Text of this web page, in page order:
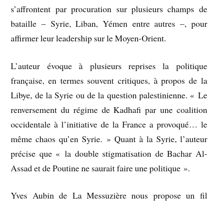
s’affrontent par procuration sur plusieurs champs de
bataille – Syrie, Liban, Yémen entre autres –, pour
affirmer leur leadership sur le Moyen-Orient.
L’auteur évoque à plusieurs reprises la politique
française, en termes souvent critiques, à propos de la
Libye, de la Syrie ou de la question palestinienne. « Le
renversement du régime de Kadhafi par une coalition
occidentale à l’initiative de la France a provoqué… le
même chaos qu’en Syrie. » Quant à la Syrie, l’auteur
précise que « la double stigmatisation de Bachar Al-
Assad et de Poutine ne saurait faire une politique ».
Yves Aubin de La Messuzière nous propose un fil